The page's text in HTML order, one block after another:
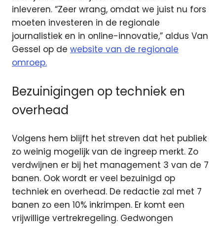
inleveren. “Zeer wrang, omdat we juist nu fors
moeten investeren in de regionale
journalistiek en in online-innovatie,” aldus Van
Gessel op de website van de regionale
omroep.
Bezuinigingen op techniek en
overhead
Volgens hem blijft het streven dat het publiek
zo weinig mogelijk van de ingreep merkt. Zo
verdwijnen er bij het management 3 van de 7
banen. Ook wordt er veel bezuinigd op
techniek en overhead. De redactie zal met 7
banen zo een 10% inkrimpen. Er komt een
vrijwillige vertrekregeling. Gedwongen